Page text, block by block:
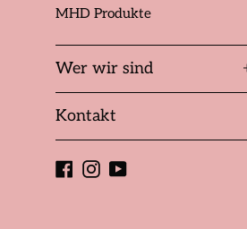
MHD Produkte
Wer wir sind
Kontakt
Facebook
Instagram
YouTube